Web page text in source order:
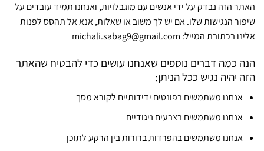
האתר הזה נבדק על ידי אנשים עם מוגבלויות, ואנחנו תמיד עובדים על
שיפור הנגישות שלו. אם יש לך משוב או שאלות, אנא אל תהסס לפנות
אלינו בכתובת המייל: michali.sabag9@gmail.com
הנה כמה דברים נוספים שאנחנו עושים כדי להבטיח שהאתר
הזה יהיה נגיש ככל הניתן:
אנחנו משתמשים בפונטים ידידותיים לקורא מסך
אנחנו משתמשים בצבעים ניגודיים
אנחנו משתמשים בהפרדות ברורות בין הרקע לתוכן